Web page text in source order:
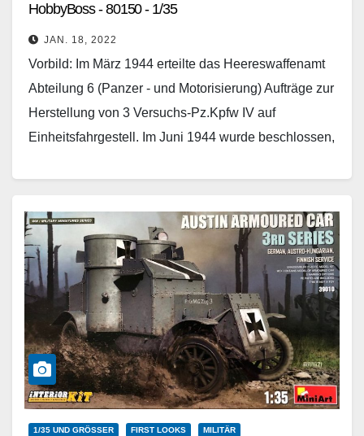
HobbyBoss - 80150 - 1/35
JAN. 18, 2022
Vorbild: Im März 1944 erteilte das Heereswaffenamt
Abteilung 6 (Panzer - und Motorisierung) Aufträge zur
Herstellung von 3 Versuchs-Pz.Kpfw IV auf
Einheitsfahrgestell. Im Juni 1944 wurde beschlossen,
1/35 UND GRÖSSER FIRST LOOKS MILITÄR